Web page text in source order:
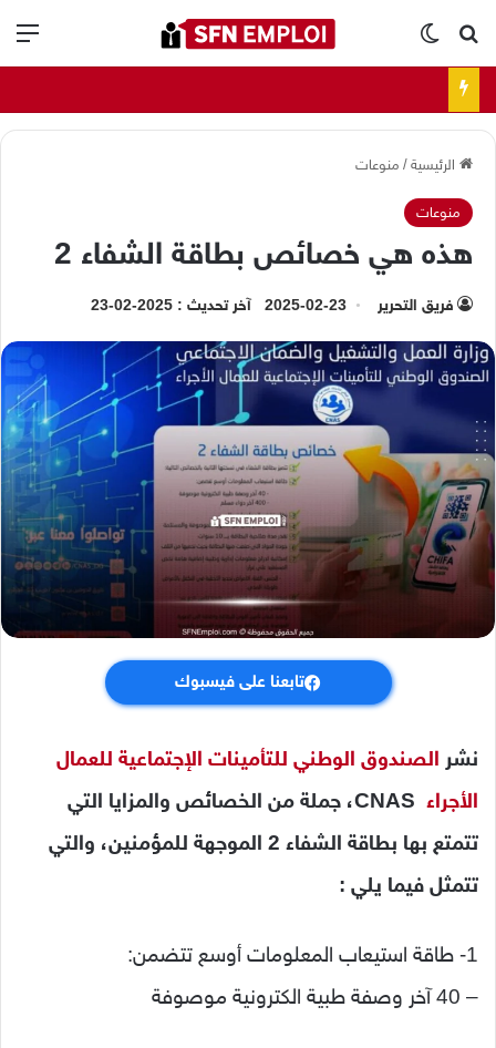
بحث عنالوضع المظلم
الرئيسية/ منوعات
منوعات
هذه هي خصائص بطاقة الشفاء 2
فريق التحرير 2025-02-23 آخر تحديث : 2025-02-23
تابعنا على فيسبوك
نشر الصندوق الوطني للتأمينات الإجتماعية للعمال
الأجراء
CNAS، جملة من الخصائص والمزايا التي
تتمتع بها بطاقة الشفاء 2 الموجهة للمؤمنين، والتي
تتمثل فيما يلي :
1- طاقة استيعاب المعلومات أوسع تتضمن:
– 40 آخر وصفة طبية الكترونية موصوفة